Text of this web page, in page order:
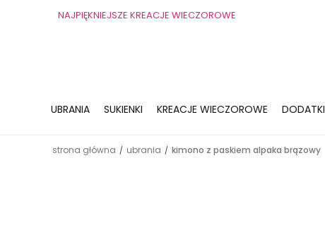
NAJPIĘKNIEJSZE KREACJE WIECZOROWE
UBRANIA SUKIENKI KREACJE WIECZOROWE DODATKI
strona główna / ubrania / kimono z paskiem alpaka brązowy